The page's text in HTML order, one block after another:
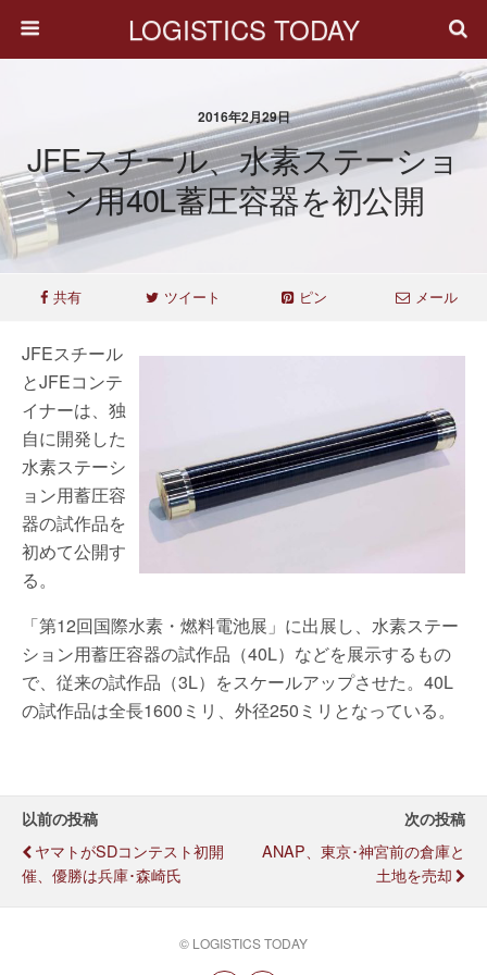
LOGISTICS TODAY
2016年2月29日
JFEスチール、水素ステーショ
ン用40L蓄圧容器を初公開
共有 ツイート ピン メール
JFEスチール
とJFEコンテ
イナーは、独
自に開発した
水素ステーシ
ョン用蓄圧容
器の試作品を
初めて公開す
る。
「第12回国際水素・燃料電池展」に出展し、水素ステー
ション用蓄圧容器の試作品（40L）などを展示するもの
で、従来の試作品（3L）をスケールアップさせた。40L
の試作品は全長1600ミリ、外径250ミリとなっている。
以前の投稿
ヤマトがSDコンテスト初開
催、優勝は兵庫･森崎氏
次の投稿
ANAP、東京･神宮前の倉庫と
土地を売却
© LOGISTICS TODAY